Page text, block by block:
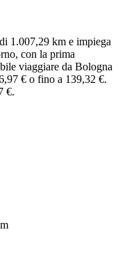
1.007,29 km e impiega
con la prima
viaggiare da Bologna
€ o fino a 139,32 €.
€.